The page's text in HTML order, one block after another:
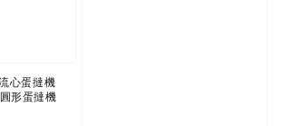
心蛋撻機
形蛋撻機